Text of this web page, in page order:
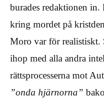
burades redaktionen in.
kring mordet på
Moro var för realistiskt.
ihop med alla andra
rättsprocesserna mot
”onda hjärnorna”